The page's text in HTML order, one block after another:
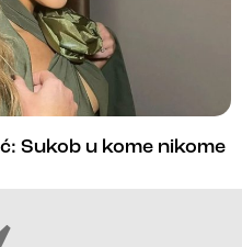
Sukob u kome nikome